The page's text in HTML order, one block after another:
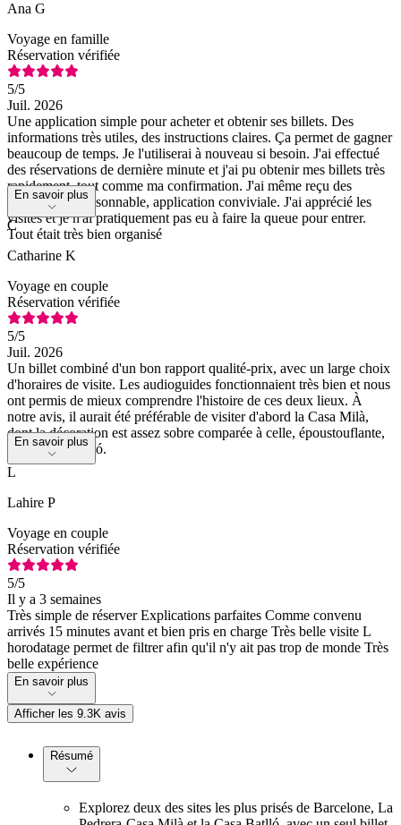
Ana G
Voyage en famille
Réservation vérifiée
5/5
Juil. 2026
Une application simple pour acheter et obtenir ses billets. Des
informations très utiles, des instructions claires. Ça permet de gagner
beaucoup de temps. Je l'utiliserai à nouveau si besoin. J'ai effectué
des réservations de dernière minute et j'ai pu obtenir mes billets très
rapidement, tout comme ma confirmation. J'ai même reçu des
rappels. Prix raisonnable, application conviviale. J'ai apprécié les
visites et je n'ai pratiquement pas eu à faire la queue pour entrer.
Tout était très bien organisé
En savoir plus
C
Catharine K
Voyage en couple
Réservation vérifiée
5/5
Juil. 2026
Un billet combiné d'un bon rapport qualité-prix, avec un large choix
d'horaires de visite. Les audioguides fonctionnaient très bien et nous
ont permis de mieux comprendre l'histoire de ces deux lieux. À
notre avis, il aurait été préférable de visiter d'abord la Casa Milà,
dont la décoration est assez sobre comparée à celle, époustouflante,
de la Casa Batlló.
En savoir plus
L
Lahire P
Voyage en couple
Réservation vérifiée
5/5
Il y a 3 semaines
Très simple de réserver Explications parfaites Comme convenu
arrivés 15 minutes avant et bien pris en charge Très belle visite L
horodatage permet de filtrer afin qu'il n'y ait pas trop de monde Très
belle expérience
En savoir plus
Afficher les 9.3K avis
Résumé
Explorez deux des sites les plus prisés de Barcelone, La